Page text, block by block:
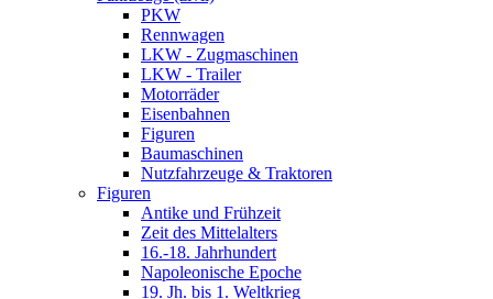
PKW
Rennwagen
LKW - Zugmaschinen
LKW - Trailer
Motorräder
Eisenbahnen
Figuren
Baumaschinen
Nutzfahrzeuge & Traktoren
Figuren
Antike und Frühzeit
Zeit des Mittelalters
16.-18. Jahrhundert
Napoleonische Epoche
19. Jh. bis 1. Weltkrieg